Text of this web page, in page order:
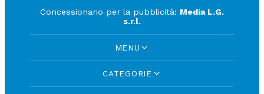
Concessionario per la pubblicità: Media L.G.
s.r.l.
MENU
CATEGORIE